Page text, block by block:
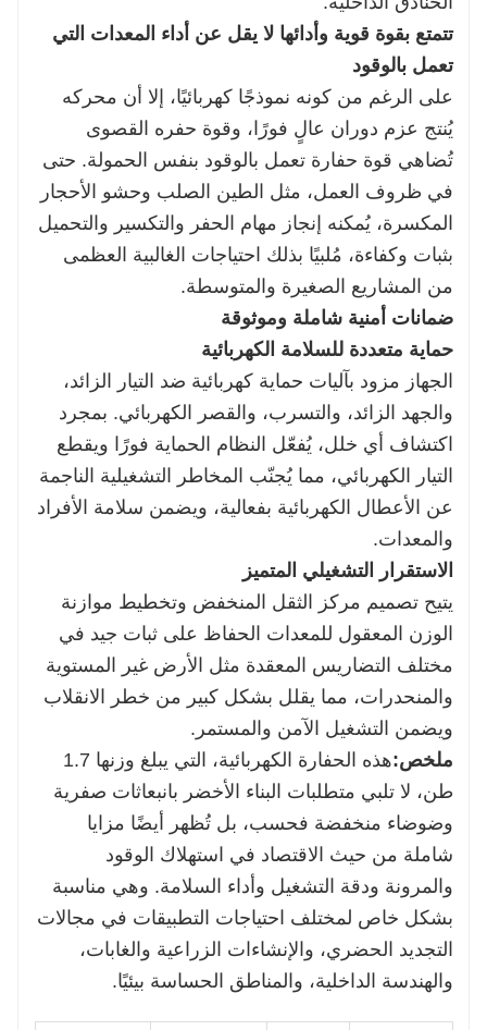
تتمتع بقوة قوية وأدائها لا يقل عن أداء المعدات التي
تعمل بالوقود
على الرغم من كونه نموذجًا كهربائيًا، إلا أن محركه
يُنتج عزم دوران عالٍ فورًا، وقوة حفره القصوى
تُضاهي قوة حفارة تعمل بالوقود بنفس الحمولة. حتى
في ظروف العمل، مثل الطين الصلب وحشو الأحجار
المكسرة، يُمكنه إنجاز مهام الحفر والتكسير والتحميل
بثبات وكفاءة، مُلبيًا بذلك احتياجات الغالبية العظمى
من المشاريع الصغيرة والمتوسطة.
ضمانات أمنية شاملة وموثوقة
حماية متعددة للسلامة الكهربائية
الجهاز مزود بآليات حماية كهربائية ضد التيار الزائد،
والجهد الزائد، والتسرب، والقصر الكهربائي. بمجرد
اكتشاف أي خلل، يُفعّل النظام الحماية فورًا ويقطع
التيار الكهربائي، مما يُجنّب المخاطر التشغيلية الناجمة
عن الأعطال الكهربائية بفعالية، ويضمن سلامة الأفراد
والمعدات.
الاستقرار التشغيلي المتميز
يتيح تصميم مركز الثقل المنخفض وتخطيط موازنة
الوزن المعقول للمعدات الحفاظ على ثبات جيد في
مختلف التضاريس المعقدة مثل الأرض غير المستوية
والمنحدرات، مما يقلل بشكل كبير من خطر الانقلاب
ويضمن التشغيل الآمن والمستمر.
ملخص:
هذه الحفارة الكهربائية، التي يبلغ وزنها 1.7
طن، لا تلبي متطلبات البناء الأخضر بانبعاثات صفرية
وضوضاء منخفضة فحسب، بل تُظهر أيضًا مزايا
شاملة من حيث الاقتصاد في استهلاك الوقود
والمرونة ودقة التشغيل وأداء السلامة. وهي مناسبة
بشكل خاص لمختلف احتياجات التطبيقات في مجالات
التجديد الحضري، والإنشاءات الزراعية والغابات،
والهندسة الداخلية، والمناطق الحساسة بيئيًا.